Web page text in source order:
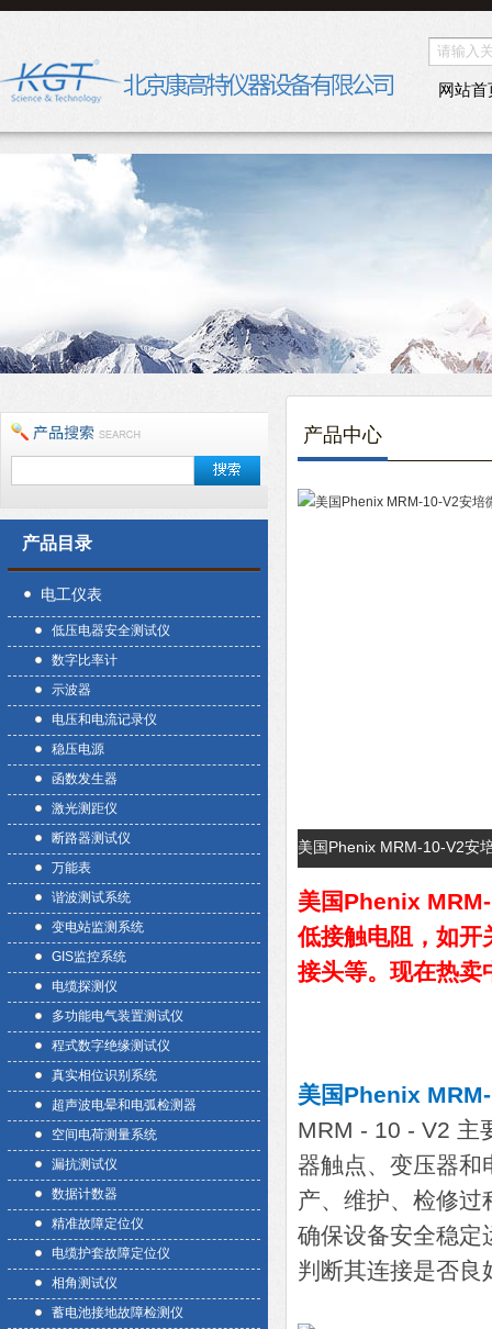
网站首
产品目录
电工仪表
低压电器安全测试仪
数字比率计
示波器
电压和电流记录仪
稳压电源
函数发生器
激光测距仪
断路器测试仪
万能表
谐波测试系统
变电站监测系统
GIS监控系统
电缆探测仪
多功能电气装置测试仪
程式数字绝缘测试仪
真实相位识别系统
超声波电晕和电弧检测器
空间电荷测量系统
漏抗测试仪
数据计数器
精准故障定位仪
电缆护套故障定位仪
相角测试仪
蓄电池接地故障检测仪
产品中心
美国Phenix MRM-10-V2安
美国Phenix
低接触电阻，如开
接头等。现在热卖
美国Phenix
MRM - 10 - V2 主
器触点、变压器和
产、维护、检修过
确保设备安全稳定
判断其连接是否良